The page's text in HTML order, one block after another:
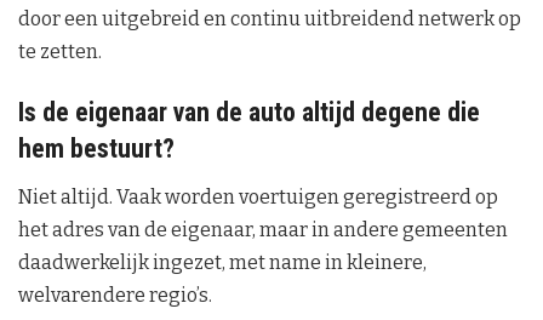
door een uitgebreid en continu uitbreidend netwerk op
te zetten.
Is de eigenaar van de auto altijd degene die
hem bestuurt?
Niet altijd. Vaak worden voertuigen geregistreerd op
het adres van de eigenaar, maar in andere gemeenten
daadwerkelijk ingezet, met name in kleinere,
welvarendere regio’s.